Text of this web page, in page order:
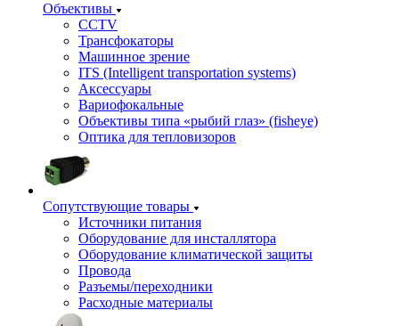
Объективы
CCTV
Трансфокаторы
Машинное зрение
ITS (Intelligent transportation systems)
Аксессуары
Вариофокальные
Объективы типа «рыбий глаз» (fisheye)
Оптика для тепловизоров
Сопутствующие товары
Источники питания
Оборудование для инсталлятора
Оборудование климатической защиты
Провода
Разъемы/переходники
Расходные материалы